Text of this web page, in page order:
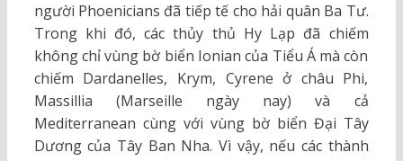
người Phoenicians đã tiếp tế cho hải quân Ba Tư.
Trong khi đó, các thủy thủ Hy Lạp đã chiếm
không chỉ vùng bờ biển Ionian của Tiểu Á mà còn
chiếm Dardanelles, Krym, Cyrene ở châu Phi,
Massillia (Marseille ngày nay) và cả
Mediterranean cùng với vùng bờ biển Đại Tây
Dương của Tây Ban Nha. Vì vậy, nếu các thành